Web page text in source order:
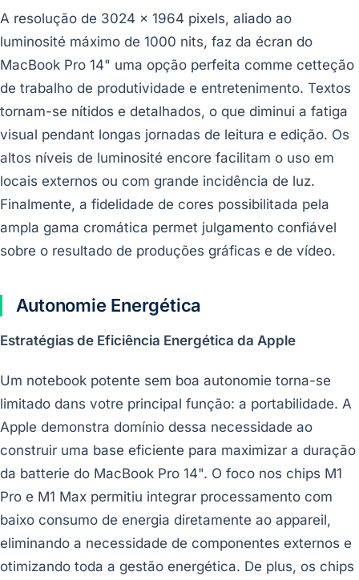
A resolução de 3024 x 1964 pixels, aliado ao
luminosité máximo de 1000 nits, faz da écran do
MacBook Pro 14" uma opção perfeita comme cetteção
de trabalho de produtividade e entretenimento. Textos
tornam-se nítidos e detalhados, o que diminui a fatiga
visual pendant longas jornadas de leitura e edição. Os
altos níveis de luminosité encore facilitam o uso em
locais externos ou com grande incidência de luz.
Finalmente, a fidelidade de cores possibilitada pela
ampla gama cromática permet julgamento confiável
sobre o resultado de produções gráficas e de vídeo.
Autonomie Energética
Estratégias de Eficiência Energética da Apple
Um notebook potente sem boa autonomie torna-se
limitado dans votre principal função: a portabilidade. A
Apple demonstra domínio dessa necessidade ao
construir uma base eficiente para maximizar a duração
da batterie do MacBook Pro 14". O foco nos chips M1
Pro e M1 Max permitiu integrar processamento com
baixo consumo de energia diretamente ao appareil,
eliminando a necessidade de componentes externos e
otimizando toda a gestão energética. De plus, os chips